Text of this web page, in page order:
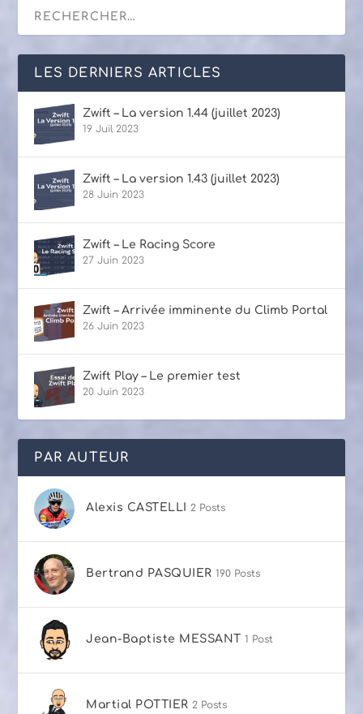
LES DERNIERS ARTICLES
Zwift – La version 1.44 (juillet 2023)
19 Juil 2023
Zwift – La version 1.43 (juillet 2023)
28 Juin 2023
Zwift – Le Racing Score
27 Juin 2023
Zwift – Arrivée imminente du Climb Portal
26 Juin 2023
Zwift Play – Le premier test
20 Juin 2023
PAR AUTEUR
Alexis CASTELLI 2 Posts
Bertrand PASQUIER 190 Posts
Jean-Baptiste MESSANT 1 Post
Martial POTTIER 2 Posts